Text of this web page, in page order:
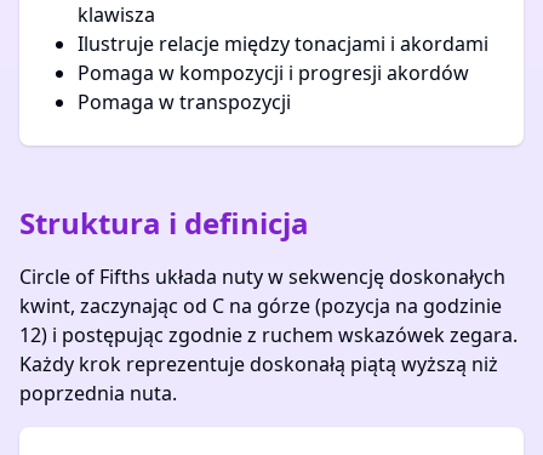
klawisza
Ilustruje relacje między tonacjami i akordami
Pomaga w kompozycji i progresji akordów
Pomaga w transpozycji
Struktura i definicja
Circle of Fifths układa nuty w sekwencję doskonałych
kwint, zaczynając od C na górze (pozycja na godzinie
12) i postępując zgodnie z ruchem wskazówek zegara.
Każdy krok reprezentuje doskonałą piątą wyższą niż
poprzednia nuta.